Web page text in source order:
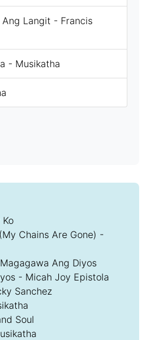
Ang Langit - Francis
- Musikatha
Chains Are Gone) -
Ang Diyos
- Micah Joy Epistola
Sanchez
Soul